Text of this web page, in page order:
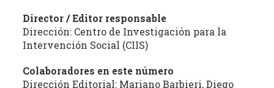
producción
intelectual
distintas
manifestaciones.
Director / Editor responsable
Dirección: Centro de Investigación para la
Intervención Social (CIIS)
Colaboradores en este número
Dirección Editorial: Mariano Barbieri, Diego